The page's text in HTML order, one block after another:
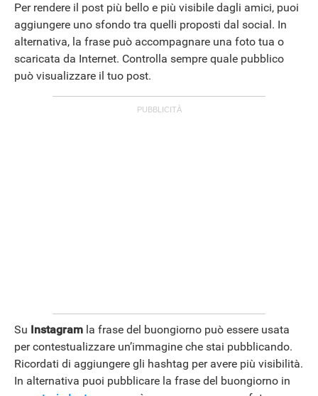
Per rendere il post più bello e più visibile dagli amici, puoi
aggiungere uno sfondo tra quelli proposti dal social. In
alternativa, la frase può accompagnare una foto tua o
scaricata da Internet. Controlla sempre quale pubblico
può visualizzare il tuo post.
Su Instagram la frase del buongiorno può essere usata
per contestualizzare un’immagine che stai pubblicando.
Ricordati di aggiungere gli hashtag per avere più visibilità.
In alternativa puoi pubblicare la frase del buongiorno in